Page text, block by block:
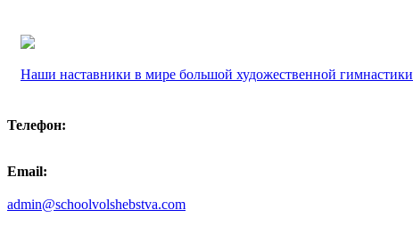
Наши наставники в мире большой художественной гимнастики
Телефон:
Email:
admin@schoolvolshebstva.com